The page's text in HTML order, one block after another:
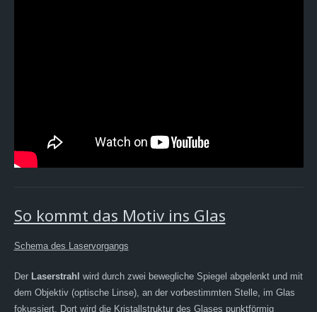
So kommt das Motiv ins Glas
Schema des Laservorgangs
DerLaserstrahl wird durch zwei bewegliche Spiegel abgelenkt und mit
dem Objektiv (optische Linse), an der vorbestimmten Stelle, im Glas
fokussiert. Dort wird die Kristallstruktur des Glases punktförmig